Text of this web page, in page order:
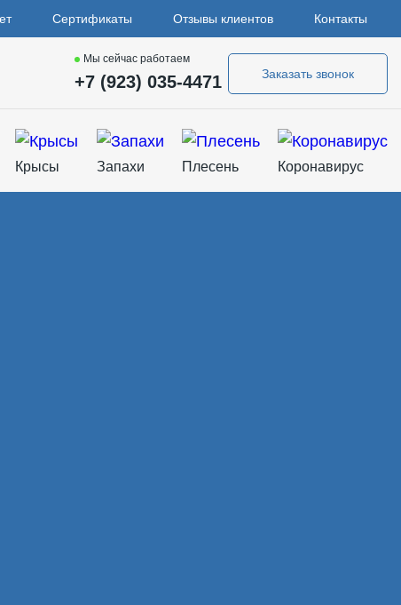
Сертификаты Отзывы клиентов Контакты
Мы сейчас работаем
+7 (923) 035-4471 Заказать звонок
Крысы Запахи Плесень Коронавирус